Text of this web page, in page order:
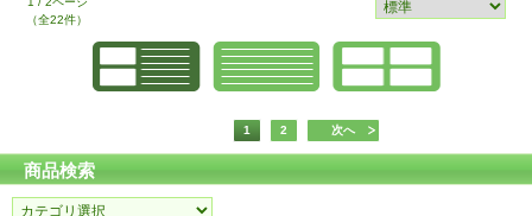
（全22件）
1 2 次へ
商品検索